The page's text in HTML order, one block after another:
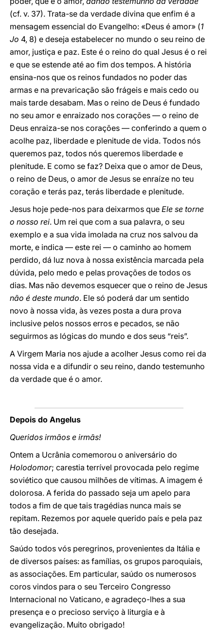
(cf. v. 37). Trata-se da verdade divina que enfim é a
mensagem essencial do Evangelho: «Deus é amor» (1
Jo 4, 8) e deseja estabelecer no mundo o seu reino de
amor, justiça e paz. Este é o reino do qual Jesus é o rei
e que se estende até ao fim dos tempos. A história
ensina-nos que os reinos fundados no poder das
armas e na prevaricação são frágeis e mais cedo ou
mais tarde desabam. Mas o reino de Deus é fundado
no seu amor e enraizado nos corações — o reino de
Deus enraiza-se nos corações — conferindo a quem o
acolhe paz, liberdade e plenitude de vida. Todos nós
queremos paz, todos nós queremos liberdade e
plenitude. E como se faz? Deixa que o amor de Deus,
o reino de Deus, o amor de Jesus se enraíze no teu
coração e terás paz, terás liberdade e plenitude.
Jesus hoje pede-nos para deixarmos que Ele se torne
o nosso rei. Um rei que com a sua palavra, o seu
exemplo e a sua vida imolada na cruz nos salvou da
morte, e indica — este rei — o caminho ao homem
perdido, dá luz nova à nossa existência marcada pela
dúvida, pelo medo e pelas provações de todos os
dias. Mas não devemos esquecer que o reino de Jesus
não é deste mundo. Ele só poderá dar um sentido
novo à nossa vida, às vezes posta a dura prova
inclusive pelos nossos erros e pecados, se não
seguirmos as lógicas do mundo e dos seus “reis”.
A Virgem Maria nos ajude a acolher Jesus como rei da
nossa vida e a difundir o seu reino, dando testemunho
da verdade que é o amor.
Depois do Angelus
Queridos irmãos e irmãs!
Ontem a Ucrânia comemorou o aniversário do
Holodomor; carestia terrível provocada pelo regime
soviético que causou milhões de vítimas. A imagem é
dolorosa. A ferida do passado seja um apelo para
todos a fim de que tais tragédias nunca mais se
repitam. Rezemos por aquele querido país e pela paz
tão desejada.
Saúdo todos vós peregrinos, provenientes da Itália e
de diversos países: as famílias, os grupos paroquiais,
as associações. Em particular, saúdo os numerosos
coros vindos para o seu Terceiro Congresso
Internacional no Vaticano, e agradeço-lhes a sua
presença e o precioso serviço à liturgia e à
evangelização. Muito obrigado!